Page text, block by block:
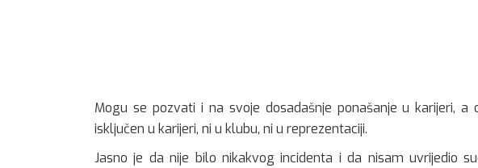
Mogu se pozvati i na svoje dosadašnje ponašanje u karijeri, a
isključen u karijeri, ni u klubu, ni u reprezentaciji.
Jasno je da nije bilo nikakvog incidenta i da nisam uvrijedio